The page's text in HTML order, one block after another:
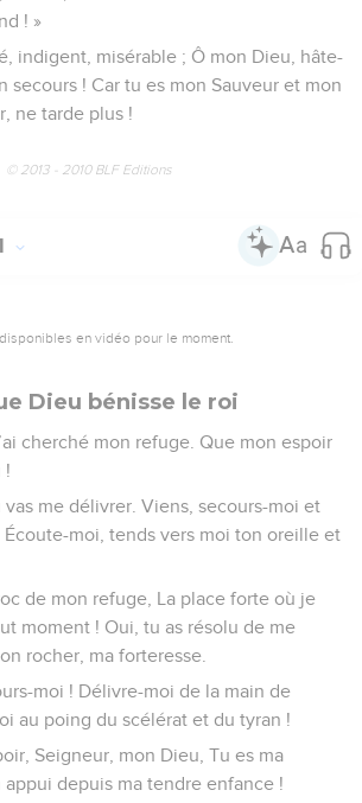
! »
indigent, misérable ; Ô mon Dieu, hâte-
secours ! Car tu es mon Sauveur et mon
ne tarde plus !
© 2013 - 2010 BLF Editions
en vidéo pour le moment.
Dieu bénisse le roi
cherché mon refuge. Que mon espoir
!
vas me délivrer. Viens, secours-moi et
moi, tends vers moi ton oreille et
de mon refuge, La place forte où je
moment ! Oui, tu as résolu de me
rocher, ma forteresse.
moi ! Délivre-moi de la main de
au poing du scélérat et du tyran !
Seigneur, mon Dieu, Tu es ma
depuis ma tendre enfance !